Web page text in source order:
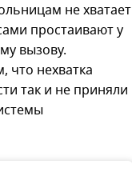
не хватает
простаивают у
вызову.
что нехватка
так и не приняли